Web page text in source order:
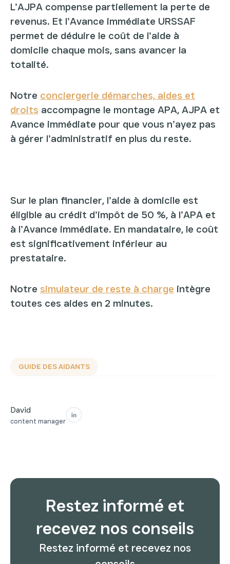
L’AJPA compense partiellement la perte de
revenus. Et l’Avance immédiate URSSAF
permet de déduire le coût de l’aide à
domicile chaque mois, sans avancer la
totalité.
Notre conciergerie démarches, aides et
droits accompagne le montage APA, AJPA et
Avance immédiate pour que vous n’ayez pas
à gérer l’administratif en plus du reste.
Sur le plan financier, l’aide à domicile est
éligible au crédit d’impôt de 50 %, à l’APA et
à l’Avance immédiate. En mandataire, le coût
est significativement inférieur au
prestataire.
Notre simulateur de reste à charge intègre
toutes ces aides en 2 minutes.
GUIDE DES AIDANTS
David
content manager
Restez informé et
recevez nos conseils
Restez informé et recevez nos